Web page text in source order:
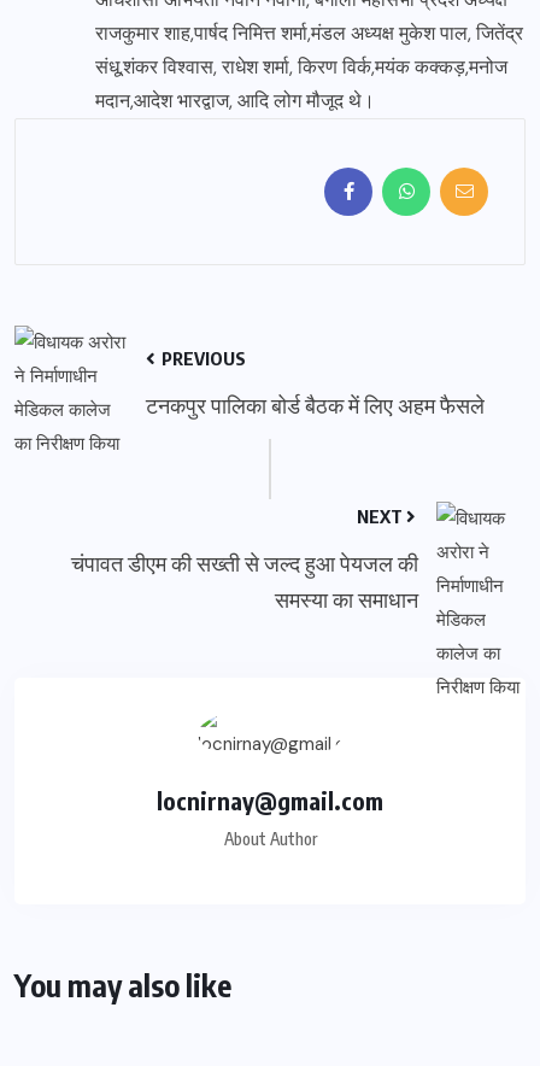
राजकुमार शाह,पार्षद निमित्त शर्मा,मंडल अध्यक्ष मुकेश पाल, जितेंद्र
संधू,शंकर विश्वास, राधेश शर्मा, किरण विर्क,मयंक कक्कड़,मनोज
मदान,आदेश भारद्वाज, आदि लोग मौजूद थे।
PREVIOUS
टनकपुर पालिका बोर्ड बैठक में लिए अहम फैसले
NEXT
चंपावत डीएम की सख्ती से जल्द हुआ पेयजल की
समस्या का समाधान
locnirnay@gmail.com
About Author
You may also like